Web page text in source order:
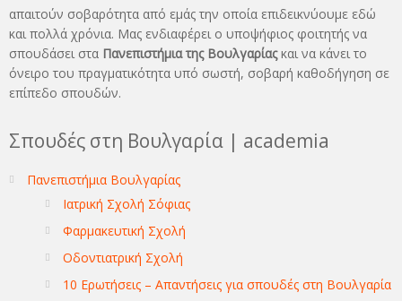
απαιτούν σοβαρότητα από εμάς την οποία επιδεικνύουμε εδώ
και πολλά χρόνια. Μας ενδιαφέρει ο υποψήφιος φοιτητής να
σπουδάσει στα Πανεπιστήμια της Βουλγαρίαςκαι να κάνει το
όνειρo του πραγματικότητα υπό σωστή, σοβαρή καθοδήγηση σε
επίπεδο σπουδών.
Σπουδές στη Βουλγαρία | academia
Πανεπιστήμια Βουλγαρίας
Ιατρική Σχολή Σόφιας
Φαρμακευτική Σχολή
Οδοντιατρική Σχολή
10 Ερωτήσεις – Απαντήσεις για σπουδές στη Βουλγαρία